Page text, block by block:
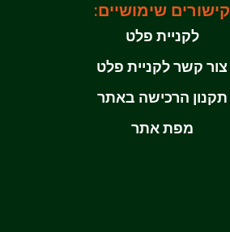
קישורים שימושיים:
לקניית פלט
צור קשר לקניית פלט
תקנון הרכישה באתר
מפת אתר